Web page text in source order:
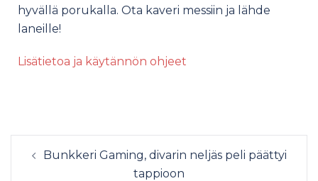
hyvällä porukalla. Ota kaveri messiin ja lähde
laneille!
Lisätietoa ja käytännön ohjeet
Bunkkeri Gaming, divarin neljäs peli päättyi
tappioon